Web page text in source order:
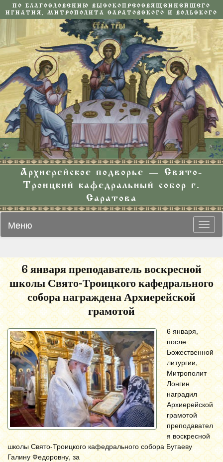
ПО БЛАГОСЛОВЕНИЮ ВЫСОКОПРЕОСВЯЩЕННЕЙШЕГО
ИГНАТИЯ, МИТРОПОЛИТА САРАТОВСКОГО И ВОЛЬСКОГО
Архиерейское подворье — Свято-
Троицкий кафедральный собор г.
Саратова
Меню
6 января преподаватель воскресной
школы Свято-Троицкого кафедрального
собора награждена Архиерейской
грамотой
6 января,
после
Божественной
литургии,
Митрополит
Лонгин
наградил
Архиерейской
грамотой
преподавател
я воскресной
школы Свято-Троицкого кафедрального собора Бутаеву
Галину Федоровну, за